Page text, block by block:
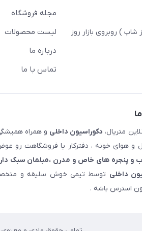
شاپ ) روبروی بازار روز
مجله فروشگاه
لیست محصولات
درباره ما
تماس با ما
متریال، دکوراسیون داخلی و همراه
هوای خونه ، دفترکار یا فروشگاهت رو
و پنجره های خاص و مدرن ،مبلمان سبک دار
داخلی توسط تیمی خوش سلیقه و
استرس باشه .